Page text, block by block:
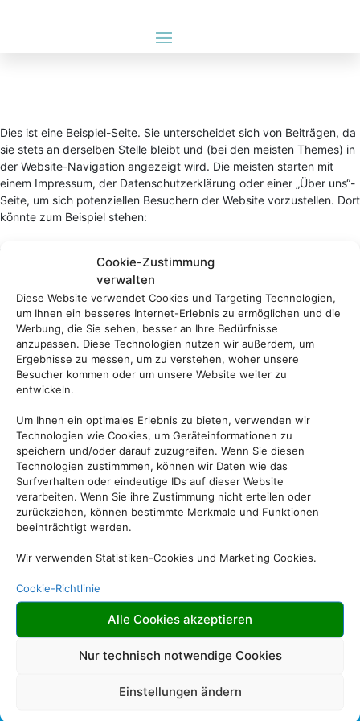
Cookie-Zustimmung
verwalten
Diese Website verwendet Cookies und Targeting Technologien,
um Ihnen ein besseres Internet-Erlebnis zu ermöglichen und die
Werbung, die Sie sehen, besser an Ihre Bedürfnisse
anzupassen. Diese Technologien nutzen wir außerdem, um
Ergebnisse zu messen, um zu verstehen, woher unsere
Besucher kommen oder um unsere Website weiter zu
entwickeln.
Um Ihnen ein optimales Erlebnis zu bieten, verwenden wir
Technologien wie Cookies, um Geräteinformationen zu
speichern und/oder darauf zuzugreifen. Wenn Sie diesen
Technologien zustimmmen, können wir Daten wie das
Surfverhalten oder eindeutige IDs auf dieser Website
verarbeiten. Wenn Sie ihre Zustimmung nicht erteilen oder
zurückziehen, können bestimmte Merkmale und Funktionen
beeinträchtigt werden.
Wir verwenden Statistiken-Cookies und Marketing Cookies.
Cookie-Richtlinie
Alle Cookies akzeptieren
Nur technisch notwendige Cookies
Einstellungen ändern
Dies ist eine Beispiel-Seite. Sie unterscheidet sich von Beiträgen, da
sie stets an derselben Stelle bleibt und (bei den meisten Themes) in
der Website-Navigation angezeigt wird. Die meisten starten mit
einem Impressum, der Datenschutzerklärung oder einer „Über uns“-
Seite, um sich potenziellen Besuchern der Website vorzustellen. Dort
könnte zum Beispiel stehen:
Hallo! Tagsüber arbeite ich als Fahrradkurier, nachts bin ich ein
aufstrebender Schauspieler und dies hier ist meine Website. Ich
lebe in Berlin, habe einen großen Hund namens Jack, mag Piña
Coladas, jedoch weniger (ohne Schirm) im Regen stehen
gelassen zu werden.
… oder so etwas wie:
Öffentlichkeit seither mit qualitativ hochwertigen Produkten. An
seinem Standort in einer kleinen Großstadt beschäftigt der
Betrieb über 2.000 Menschen und unterstützt die Stadtbewohner
in vielfacher Hinsicht.
Als neuer WordPress-Benutzer solltest dudein Dashboardaufrufen,
um diese Seite zu löschen und neue Seiten und Beiträge für deine